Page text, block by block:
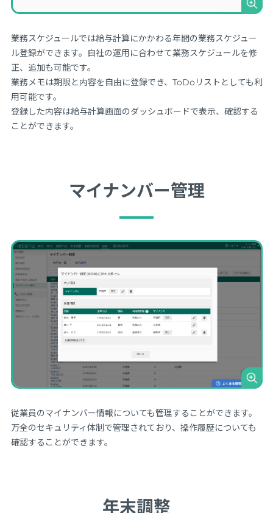
業務スケジュールでは給与計算にかかわる年間の業務スケジュー
ル登録ができます。自社の運用に合わせて業務スケジュールを修
正、追加も可能です。
業務メモは期限と内容を自由に登録でき、ToDoリストとしても利
用可能です。
登録した内容は給与計算画面のダッシュボードで表示、確認する
ことができます。
マイナンバー管理
従業員のマイナンバー情報についても管理することができます。
万全のセキュリティ体制で管理されており、操作履歴についても
確認することができます。
年末調整